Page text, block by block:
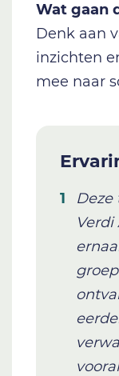
Wat gaan
Denk aan
inzichten
mee naar